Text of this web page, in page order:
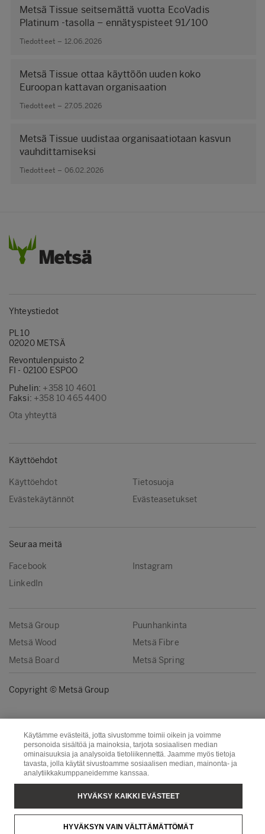
Metsä Tissue seitsemättä vuotta EcoVadis
Platinum -tasolla – ennätyspisteet 91/100
Tiedotteet – 12.06.2026
Metsä Tissue ottaa käyttöön uuden koko
Euroopan kattavan organisaation
Tiedotteet – 27.05.2026
Metsä Tissue uudistaa organisaatiotaan kasvun
vauhdittamiseksi
Tiedotteet – 06.02.2026
Yhteystiedot
PL 10
02020 METSÄ
Revontulenpuisto 2
FI - 02100 ESPOO
Puhelin: +358 10 4601
Faksi: +358 10 465 4400
Ota yhteyttä
Käyttöehdot
Käyttöehdot
Tietosuoja
Evästekäytännöt
Evästeasetukset
Seuraa meitä
Facebook
Instagram
LinkedIn
Metsä Group
Puunhankinta
Metsä Wood
Metsä Fibre
Metsä Board
Metsä Spring
Copyright © Metsä Group
Käytämme evästeitä, jotta sivustomme toimii oikein ja voimme
personoida sisältöä ja mainoksia, tarjota sosiaalisen median
ominaisuuksia ja analysoida tietoliikennettä. Jaamme myös tietoja
tavasta, jolla käytät sivustoamme sosiaalisen median, mainonta- ja
analytiikkakumppaneidemme kanssaa.
HYVÄKSYN VAIN VÄLTTÄMÄTTÖMÄT
HYVÄKSY KAIKKI EVÄSTEET